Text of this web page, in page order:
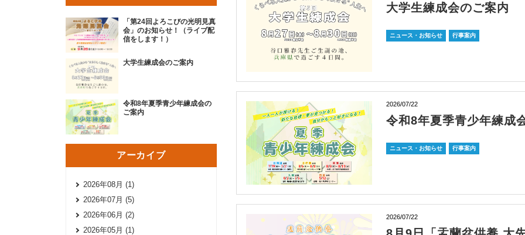
大学生練成会のご案内
ニュース・お知らせ 行事案内
2026/07/22
令和8年夏季青少年練成
ニュース・お知らせ 行事案内
2026/07/22
「第24回よろこびの光明見真
会」のお知らせ！（ライブ配
信をします！）
大学生練成会のご案内
令和8年夏季青少年練成会の
ご案内
アーカイブ
2026年08月 (1)
2026年07月 (5)
2026年06月 (2)
2026年05月 (1)